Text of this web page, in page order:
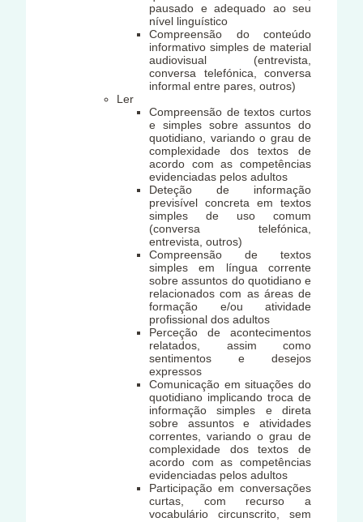
pausado e adequado ao seu
nível linguístico
Compreensão do conteúdo
informativo simples de material
audiovisual (entrevista,
conversa telefónica, conversa
informal entre pares, outros)
Ler
Compreensão de textos curtos
e simples sobre assuntos do
quotidiano, variando o grau de
complexidade dos textos de
acordo com as competências
evidenciadas pelos adultos
Deteção de informação
previsível concreta em textos
simples de uso comum
(conversa telefónica,
entrevista, outros)
Compreensão de textos
simples em língua corrente
sobre assuntos do quotidiano e
relacionados com as áreas de
formação e/ou atividade
profissional dos adultos
Perceção de acontecimentos
relatados, assim como
sentimentos e desejos
expressos
Comunicação em situações do
quotidiano implicando troca de
informação simples e direta
sobre assuntos e atividades
correntes, variando o grau de
complexidade dos textos de
acordo com as competências
evidenciadas pelos adultos
Participação em conversações
curtas, com recurso a
vocabulário circunscrito, sem